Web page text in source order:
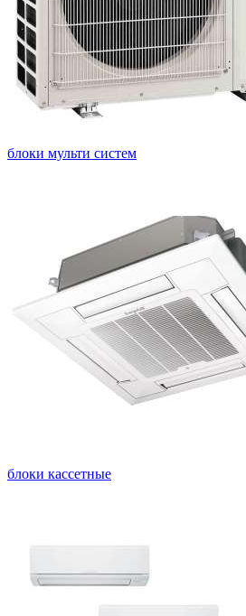
блоки мульти систем
блоки кассетные